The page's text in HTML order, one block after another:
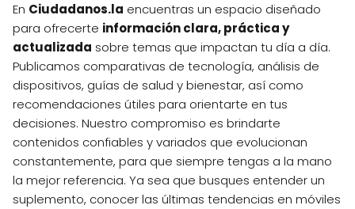
En Ciudadanos.la encuentras un espacio diseñado
para ofrecerte información clara, práctica y
actualizada sobre temas que impactan tu día a día.
Publicamos comparativas de tecnología, análisis de
dispositivos, guías de salud y bienestar, así como
recomendaciones útiles para orientarte en tus
decisiones. Nuestro compromiso es brindarte
contenidos confiables y variados que evolucionan
constantemente, para que siempre tengas a la mano
la mejor referencia. Ya sea que busques entender un
suplemento, conocer las últimas tendencias en móviles